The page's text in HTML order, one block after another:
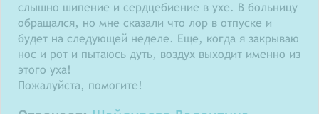
слышно шипение и сердцебиение в ухе. В больницу
обращался, но мне сказали что лор в отпуске и
будет на следующей неделе. Еще, когда я закрываю
нос и рот и пытаюсь дуть, воздух выходит именно из
этого уха!
Пожалуйста, помогите!